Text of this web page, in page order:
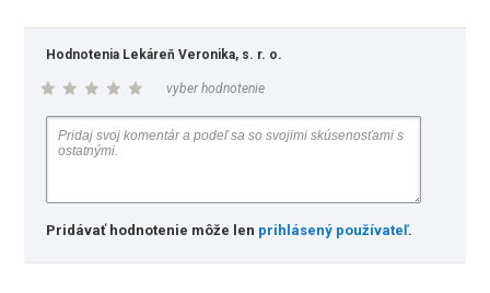
Hodnotenia Lekáreň Veronika, s. r. o.
vyber hodnotenie
Pridávať hodnotenie môže len prihlásený používateľ.